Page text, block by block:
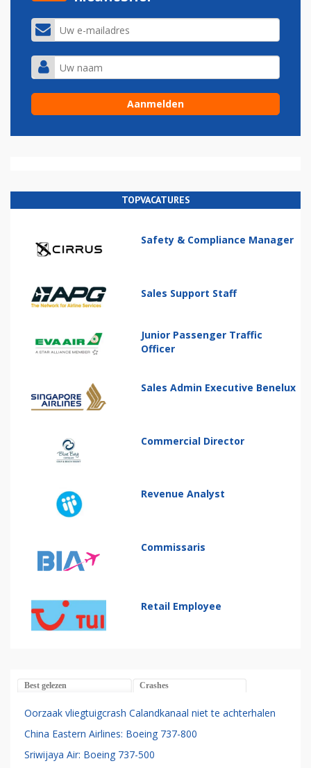
TOPVACATURES
Safety & Compliance Manager
Sales Support Staff
Junior Passenger Traffic
Officer
Sales Admin Executive Benelux
Commercial Director
Revenue Analyst
Commissaris
Retail Employee
Best gelezen Crashes
Oorzaak vliegtuigcrash Calandkanaal niet te achterhalen
China Eastern Airlines: Boeing 737-800
Sriwijaya Air: Boeing 737-500